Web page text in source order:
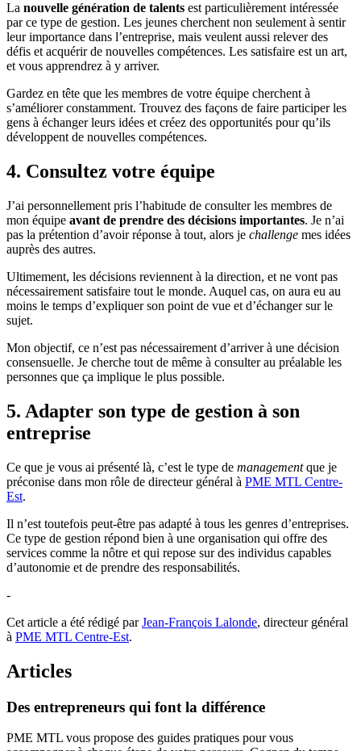
La nouvelle génération de talents est particulièrement intéressée
par ce type de gestion. Les jeunes cherchent non seulement à sentir
leur importance dans l’entreprise, mais veulent aussi relever des
défis et acquérir de nouvelles compétences. Les satisfaire est un art,
et vous apprendrez à y arriver.
Gardez en tête que les membres de votre équipe cherchent à
s’améliorer constamment. Trouvez des façons de faire participer les
gens à échanger leurs idées et créez des opportunités pour qu’ils
développent de nouvelles compétences.
4. Consultez votre équipe
J’ai personnellement pris l’habitude de consulter les membres de
mon équipe avant de prendre des décisions importantes. Je n’ai
pas la prétention d’avoir réponse à tout, alors je challenge mes idées
auprès des autres.
Ultimement, les décisions reviennent à la direction, et ne vont pas
nécessairement satisfaire tout le monde. Auquel cas, on aura eu au
moins le temps d’expliquer son point de vue et d’échanger sur le
sujet.
Mon objectif, ce n’est pas nécessairement d’arriver à une décision
consensuelle. Je cherche tout de même à consulter au préalable les
personnes que ça implique le plus possible.
5. Adapter son type de gestion à son
entreprise
Ce que je vous ai présenté là, c’est le type de managementque je
préconise dans mon rôle de directeur général à PME MTL Centre-
Est.
Il n’est toutefois peut-être pas adapté à tous les genres d’entreprises.
Ce type de gestion répond bien à une organisation qui offre des
services comme la nôtre et qui repose sur des individus capables
d’autonomie et de prendre des responsabilités.
-
Cet article a été rédigé parJean-François Lalonde, directeur général
à PME MTL Centre-Est.
Articles
Des entrepreneurs qui font la différence
PME MTL vous propose des guides pratiques pour vous